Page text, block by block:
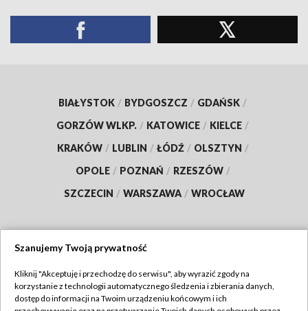
BIAŁYSTOK / BYDGOSZCZ / GDAŃSK /
GORZÓW WLKP. / KATOWICE / KIELCE /
KRAKÓW / LUBLIN / ŁÓDŹ / OLSZTYN /
OPOLE / POZNAŃ / RZESZÓW /
SZCZECIN / WARSZAWA / WROCŁAW
TVP
Szanujemy Twoją prywatność
Kliknij "Akceptuję i przechodzę do serwisu", aby wyrazić zgody na
korzystanie z technologii automatycznego śledzenia i zbierania danych,
dostęp do informacji na Twoim urządzeniu końcowym i ich